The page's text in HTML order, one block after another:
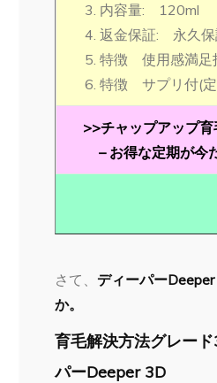
内容量: 120ml
返金保証: 永久保
特徴 使用感満足
特徴 サプリ付(定
>>チャップアップ
– お得な定期が今
さて、 ディーパー
か。
育毛解決方法グレー
パーDeeper 3D